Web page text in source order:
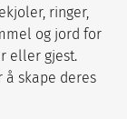
ringer,
og jord for
eller gjest.
skape deres